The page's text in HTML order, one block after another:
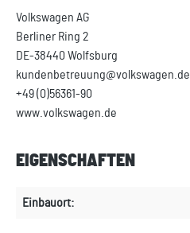
Volkswagen AG
Berliner Ring 2
DE-38440 Wolfsburg
kundenbetreuung@volkswagen.de
+49 (0)56361-90
www.volkswagen.de
EIGENSCHAFTEN
Einbauort: